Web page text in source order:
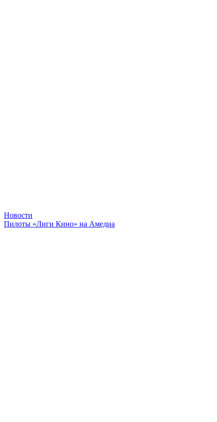
Новости
Пилоты «Лиги Кино» на Амедиа